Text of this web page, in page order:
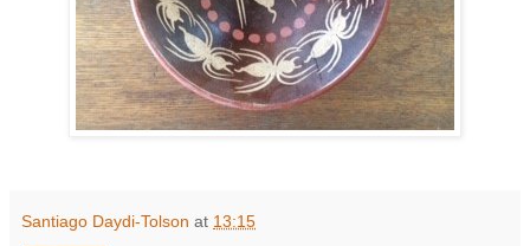
Santiago Daydi-Tolson at 13:15